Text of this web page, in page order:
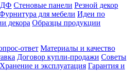
Стеновые панели Резной декор
для мебели Идеи по
декора Образцы продукции
ответ Материалы и качество
Договор купли-продажи Советы
Хранение и эксплуатация Гарантия и